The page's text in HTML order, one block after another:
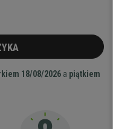
18/08/2026 a piątkiem